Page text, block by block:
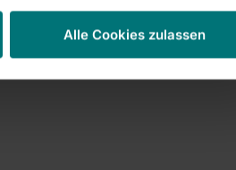
Alle Cookies zulassen